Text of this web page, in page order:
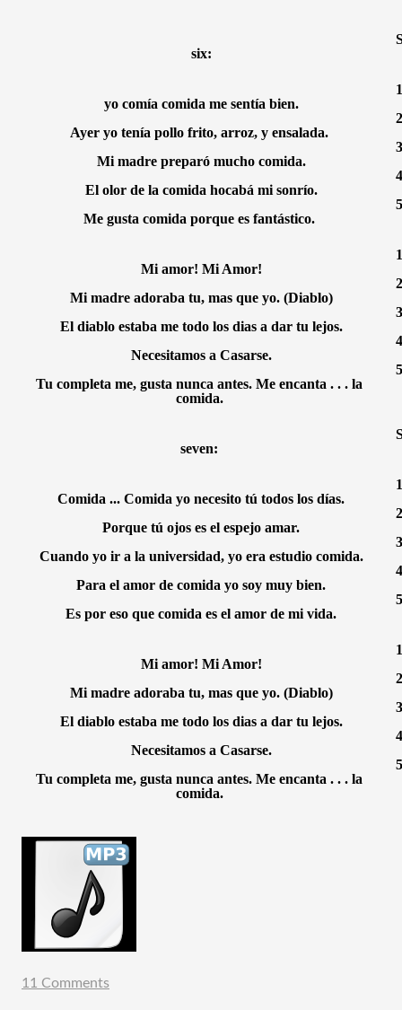
six:
yo comía comida me sentía bien.
Ayer yo tenía pollo frito, arroz, y ensalada.
Mi madre preparó mucho comida.
El olor de la comida hocabá mi sonrío.
Me gusta comida porque es fantástico.
Mi amor! Mi Amor!
Mi madre adoraba tu, mas que yo. (Diablo)
El diablo estaba me todo los dias a dar tu lejos.
Necesitamos a Casarse.
Tu completa me, gusta nunca antes. Me encanta . . . la
comida.
seven:
Comida ... Comida yo necesito tú todos los días.
Porque tú ojos es el espejo amar.
Cuando yo ir a la universidad, yo era estudio comida.
Para el amor de comida yo soy muy bien.
Es por eso que comida es el amor de mi vida.
Mi amor! Mi Amor!
Mi madre adoraba tu, mas que yo. (Diablo)
El diablo estaba me todo los dias a dar tu lejos.
Necesitamos a Casarse.
Tu completa me, gusta nunca antes. Me encanta . . . la
comida.
11 Comments